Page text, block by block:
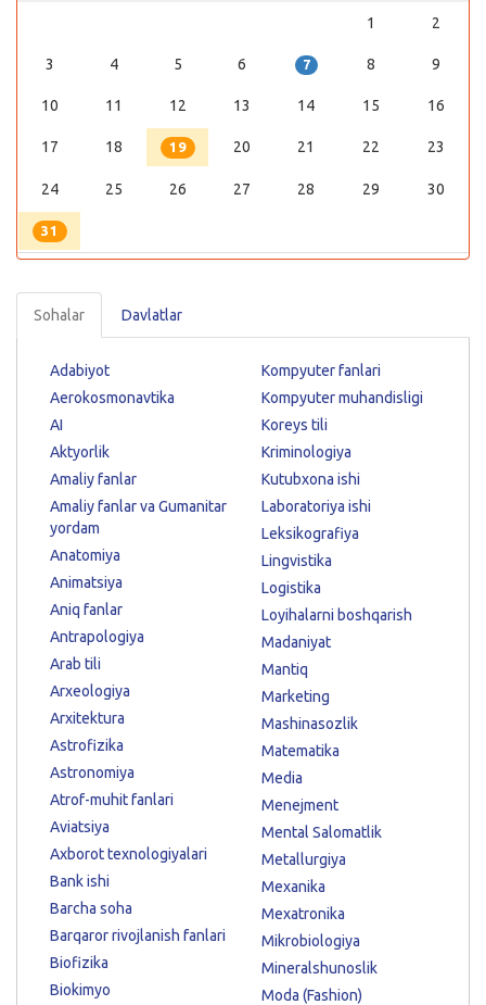
1
2
3 4 5 6 7 8 9
10 11 12 13 14 15 16
17 18 19 20 21 22 23
24 25 26 27 28 29 30
31
Sohalar Davlatlar
Adabiyot
Aerokosmonavtika
AI
Aktyorlik
Amaliy fanlar
Amaliy fanlar va Gumanitar
yordam
Anatomiya
Animatsiya
Aniq fanlar
Antrapologiya
Arab tili
Arxeologiya
Arxitektura
Astrofizika
Astronomiya
Atrof-muhit fanlari
Aviatsiya
Axborot texnologiyalari
Bank ishi
Barcha soha
Barqaror rivojlanish fanlari
Biofizika
Biokimyo
Kompyuter fanlari
Kompyuter muhandisligi
Koreys tili
Kriminologiya
Kutubxona ishi
Laboratoriya ishi
Leksikografiya
Lingvistika
Logistika
Loyihalarni boshqarish
Madaniyat
Mantiq
Marketing
Mashinasozlik
Matematika
Media
Menejment
Mental Salomatlik
Metallurgiya
Mexanika
Mexatronika
Mikrobiologiya
Mineralshunoslik
Moda (Fashion)